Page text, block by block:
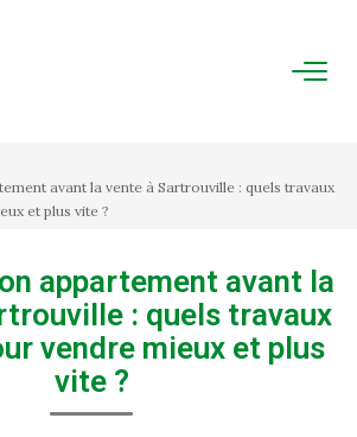
ESTIMATION
FAIRE GÉRER
Gestion Locative
De Copropriété
avant la vente à Sartrouville : quels travaux
et plus vite ?
appartement avant la
: quels travaux
vendre mieux et plus
vite ?